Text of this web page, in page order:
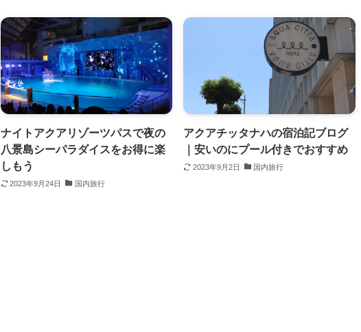
ナイトアクアリゾーツパスで夜の
八景島シーパラダイスをお得に楽
しもう
2023年9月24日 国内旅行
アクアチッタナハの宿泊記ブログ
｜安いのにプール付きでおすすめ
2023年9月2日 国内旅行